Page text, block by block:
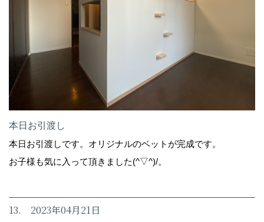
本日お引渡し
本日お引渡しです。オリジナルのベットが完成です。
お子様も気に入って頂きました(^▽^)/。
13. 2023年04月21日